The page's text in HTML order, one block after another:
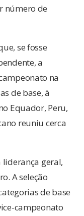
número de
se fosse
a
na
de base, à
Equador, Peru,
reuniu cerca
liderança geral,
A seleção
de base
campeonato